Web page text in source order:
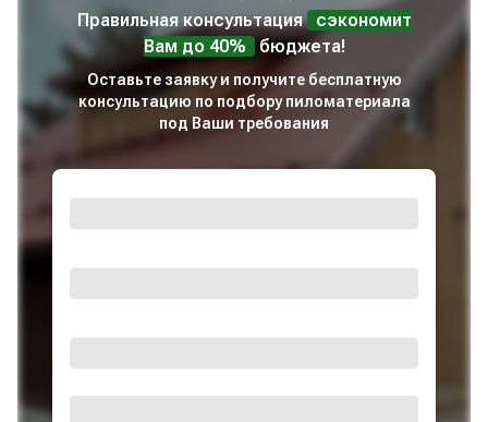
Правильная консультация
сэкономит
Вам до 40%
бюджета!
Оставьте заявку и получите бесплатную
консультацию по подбору пиломатериала
под Ваши требования